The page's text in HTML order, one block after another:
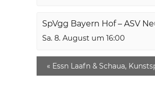
SpVgg Bayern Hof – ASV
Sa. 8. August um 16:00
« Essn Laafn & Schaua,